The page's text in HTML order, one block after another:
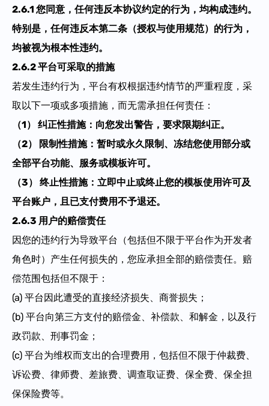
2.6.1 您同意，任何违反本协议约定的行为，均构成违约。
特别是，任何违反本第二条（授权与使用规范）的行为，
均被视为根本性违约。
2.6.2 平台可采取的措施
若发生违约行为，平台有权根据违约情节的严重程度，采
取以下一项或多项措施，而无需承担任何责任：
（1） 纠正性措施：向您发出警告，要求限期纠正。
（2） 限制性措施：暂时或永久限制、冻结您使用部分或
全部平台功能、服务或模板许可。
（3） 终止性措施：立即中止或终止您的模板使用许可及
平台账户，且已支付费用不予退还。
2.6.3 用户的赔偿责任
因您的违约行为导致平台
（包括但不限于平台作为开发者
角色时） 产生任何损失的，您应承担全部的赔偿责任。赔
偿范围包括但不限于：
(a) 平台因此遭受的直接经济损失、商誉损失；
(b) 平台向第三方支付的赔偿金、补偿款、和解金，以及行
政罚款、刑事罚金；
(c) 平台为维权而支出的合理费用，包括但不限于仲裁费、
诉讼费、律师费、差旅费、调查取证费、保全费、保全担
保保险费等。